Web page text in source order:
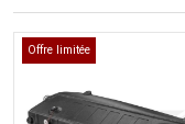
Offre limitée